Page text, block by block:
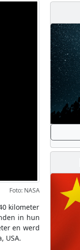
Foto: NASA
kilometer
in hun
en werd
USA.